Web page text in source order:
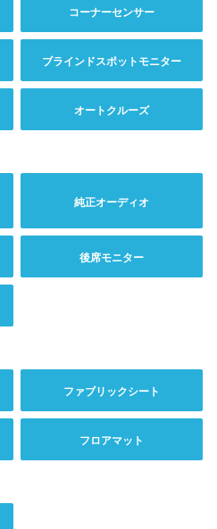
コーナーセンサー
ブラインドスポットモニター
オートクルーズ
純正オーディオ
後席モニター
ファブリックシート
フロアマット